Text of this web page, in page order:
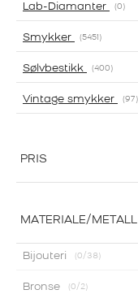
Lab-Diamanter 0
Smykker 5451
Sølvbestikk 400
Vintage smykker 97
PRIS
MATERIALE/METALL
Bijouteri 0/38
Bronse 0/2